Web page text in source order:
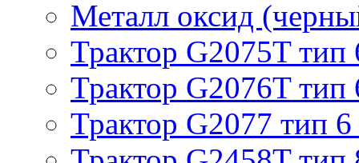
Металл оксид
Трактор G2075T тип
Трактор G2076T тип
Трактор G2077 тип 6